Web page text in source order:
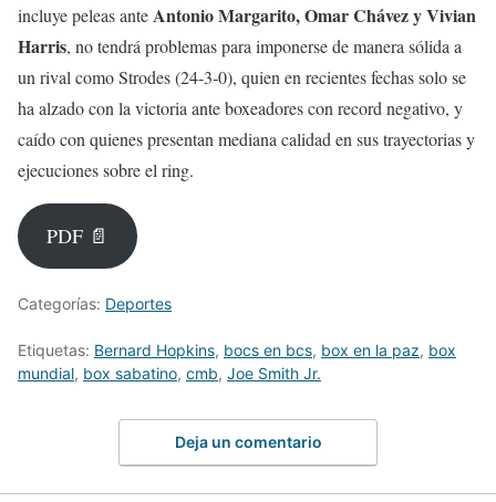
incluye peleas anteAntonio Margarito, Omar Chávez y Vivian
Harris, no tendrá problemas para imponerse de manera sólida a
un rival como Strodes (24-3-0), quien en recientes fechas solo se
ha alzado con la victoria ante boxeadores con record negativo, y
caído con quienes presentan mediana calidad en sus trayectorias y
ejecuciones sobre el ring.
PDF 📄
Categorías: Deportes
Etiquetas: Bernard Hopkins, bocs en bcs, box en la paz, box
mundial, box sabatino, cmb, Joe Smith Jr.
Deja un comentario